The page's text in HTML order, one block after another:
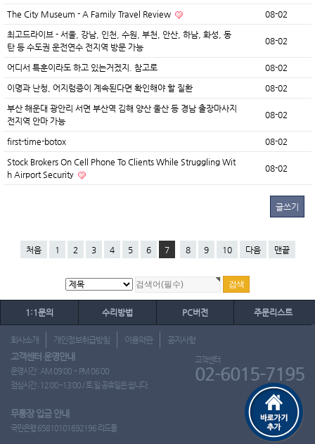
The City Museum - A Family Travel Review 08-02
최고드라이브 - 서울, 강남, 인천, 수원, 부천, 안산, 하남, 화성, 동
탄 등 수도권 운전연수 전지역 방문 가능
08-02
어디서 특훈이라도 하고 있는거겠지. 참고로 08-02
이명과 난청, 어지럼증이 계속된다면 확인해야 할 질환 08-02
부산 해운대 광안리 서면 부산역 김해 양산 울산 등 경남 출장마사지
전지역 안마 가능
08-02
first-time-botox 08-02
Stock Brokers On Cell Phone To Clients While Struggling Wit
h Airport Security
08-02
글쓰기
처음 1 2 3 4 5 6 7 8 9 10 다음 맨끝
1:1문의 수리방법 PC버전 주문리스트
회사소개 개인정보취급방침 이용약관 공지사항
고객센터 운영안내
운영시간 : AM 09:00 ~ PM 06:00
점심시간 : 12:00~13:00 / 토.일.공휴일은 쉽니다.
고객센터
02-6015-7195
무통장 입금 안내
국민은행 65810101692196 리드몰